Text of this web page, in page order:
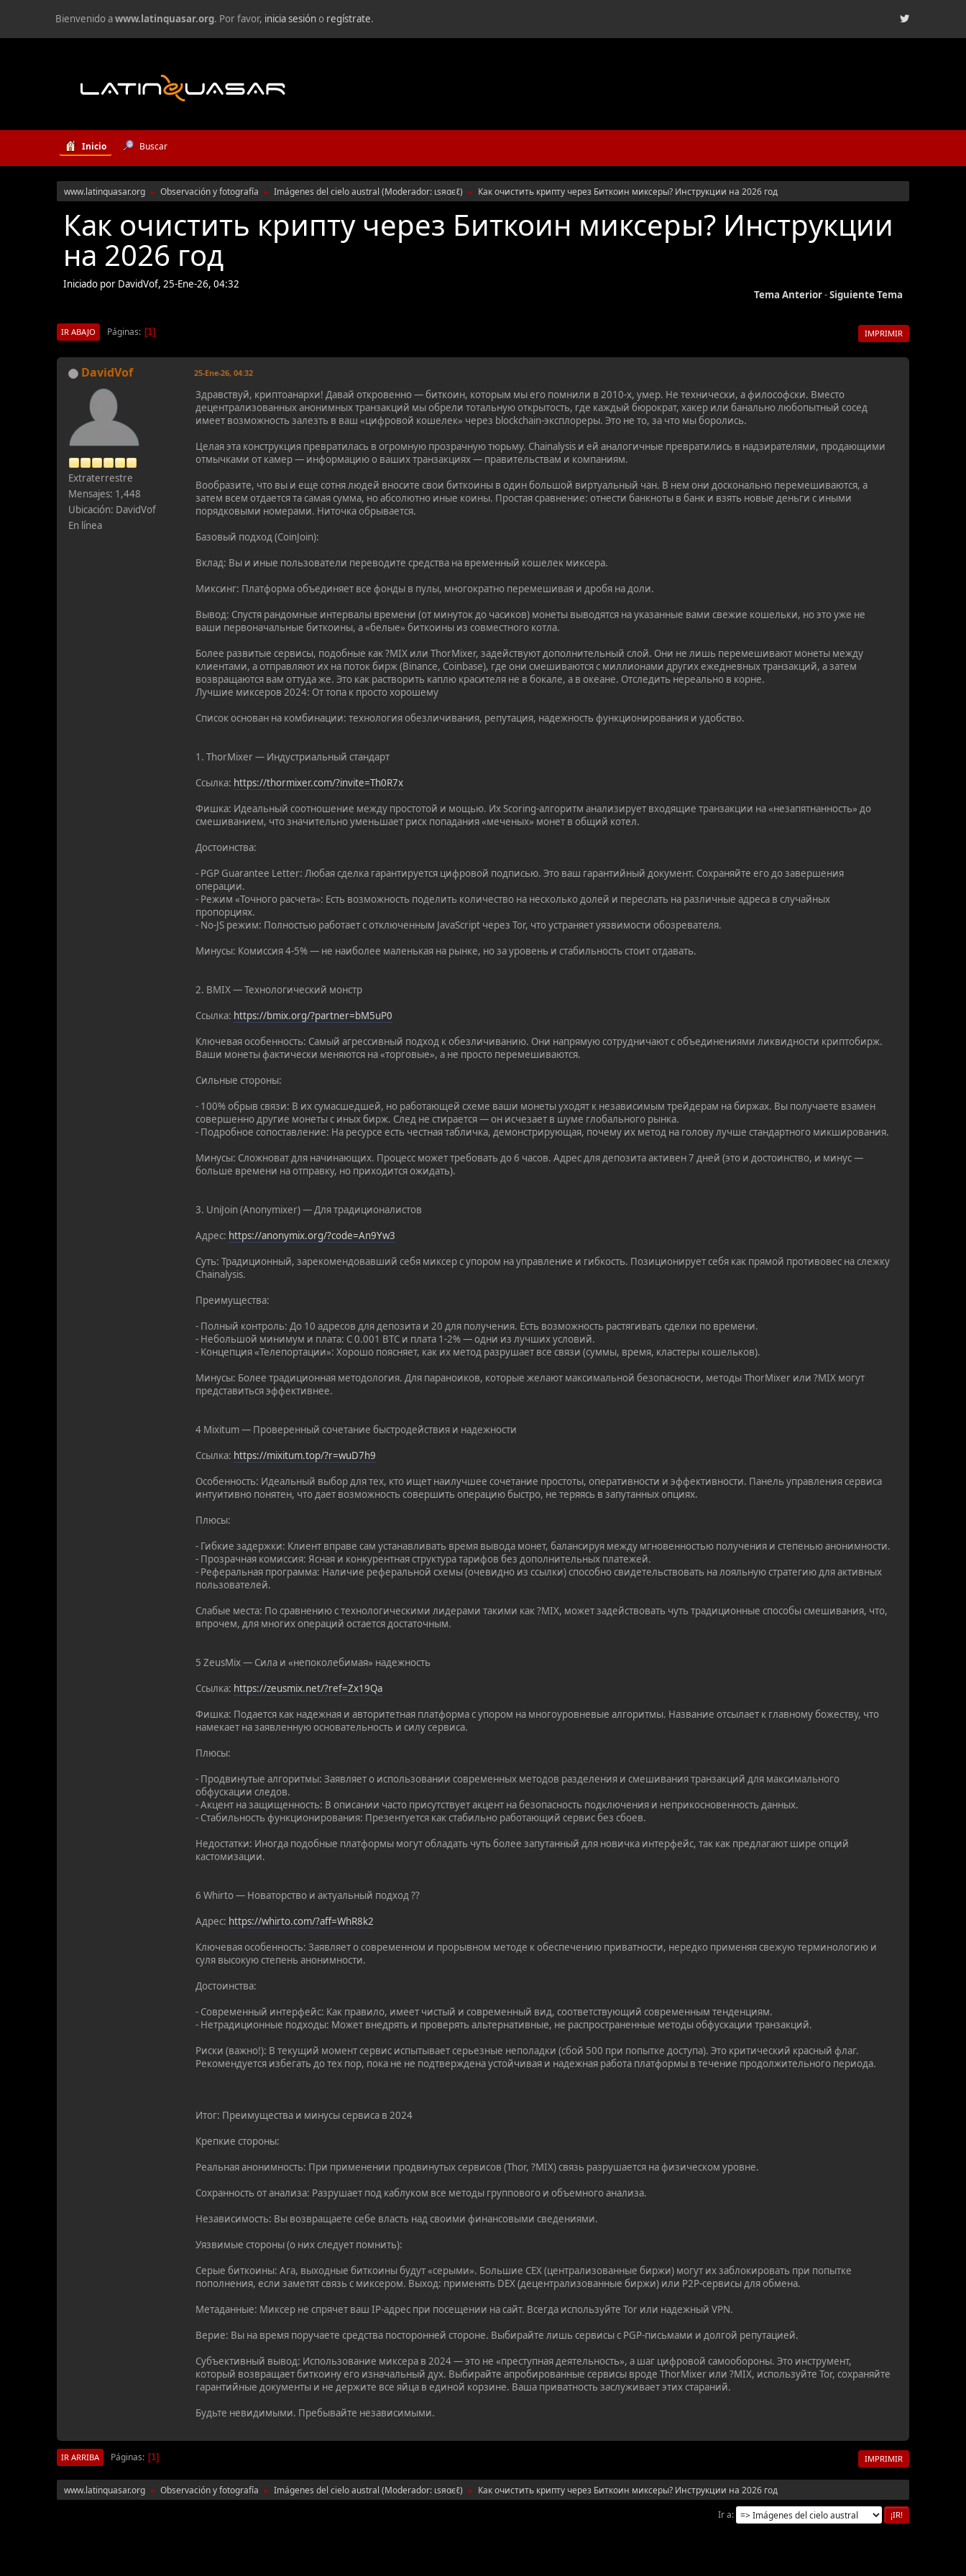
Bienvenido awww.latinquasar.org. Por favor, inicia sesióno regístrate.
Inicio Buscar
www.latinquasar.org ► Observación y fotografía ► Imágenes del cielo austral (Moderador: ιѕяαєℓ) ► Как очистить крипту через Биткоин миксеры? Инструкции на 2026 год
Как очистить крипту через Биткоин миксеры? Инструкции
на 2026 год
Iniciado por DavidVof, 25-Ene-26, 04:32
Tema Anterior-Siguiente Tema
IMPRIMIR
IR ABAJO Páginas 1
DavidVof
Extraterrestre
Mensajes: 1,448
Ubicación: DavidVof
En línea
25-Ene-26, 04:32
Здравствуй, криптоанархи! Давай откровенно — биткоин, которым мы его помнили в 2010-х, умер. Не технически, а философски. Вместо
децентрализованных анонимных транзакций мы обрели тотальную открытость, где каждый бюрократ, хакер или банально любопытный сосед
имеет возможность залезть в ваш «цифровой кошелек» через blockchain-эксплореры. Это не то, за что мы боролись.
Целая эта конструкция превратилась в огромную прозрачную тюрьму. Chainalysis и ей аналогичные превратились в надзирателями, продающими
отмычками от камер — информацию о ваших транзакциях — правительствам и компаниям.
Вообразите, что вы и еще сотня людей вносите свои биткоины в один большой виртуальный чан. В нем они досконально перемешиваются, а
затем всем отдается та самая сумма, но абсолютно иные коины. Простая сравнение: отнести банкноты в банк и взять новые деньги с иными
порядковыми номерами. Ниточка обрывается.
Базовый подход (CoinJoin):
Вклад: Вы и иные пользователи переводите средства на временный кошелек миксера.
Миксинг: Платформа объединяет все фонды в пулы, многократно перемешивая и дробя на доли.
Вывод: Спустя рандомные интервалы времени (от минуток до часиков) монеты выводятся на указанные вами свежие кошельки, но это уже не
ваши первоначальные биткоины, а «белые» биткоины из совместного котла.
Более развитые сервисы, подобные как ?MIX или ThorMixer, задействуют дополнительный слой. Они не лишь перемешивают монеты между
клиентами, а отправляют их на поток бирж (Binance, Coinbase), где они смешиваются с миллионами других ежедневных транзакций, а затем
возвращаются вам оттуда же. Это как растворить каплю красителя не в бокале, а в океане. Отследить нереально в корне.
Лучшие миксеров 2024: От топа к просто хорошему
Список основан на комбинации: технология обезличивания, репутация, надежность функционирования и удобство.
1. ThorMixer — Индустриальный стандарт
Ссылка: https://thormixer.com/?invite=Th0R7x
Фишка: Идеальный соотношение между простотой и мощью. Их Scoring-алгоритм анализирует входящие транзакции на «незапятнанность» до
смешиванием, что значительно уменьшает риск попадания «меченых» монет в общий котел.
Достоинства:
- PGP Guarantee Letter: Любая сделка гарантируется цифровой подписью. Это ваш гарантийный документ. Сохраняйте его до завершения
операции.
- Режим «Точного расчета»: Есть возможность поделить количество на несколько долей и переслать на различные адреса в случайных
пропорциях.
- No-JS режим: Полностью работает с отключенным JavaScript через Tor, что устраняет уязвимости обозревателя.
Минусы: Комиссия 4-5% — не наиболее маленькая на рынке, но за уровень и стабильность стоит отдавать.
2. BMIX — Технологический монстр
Ссылка: https://bmix.org/?partner=bM5uP0
Ключевая особенность: Самый агрессивный подход к обезличиванию. Они напрямую сотрудничают с объединениями ликвидности криптобирж.
Ваши монеты фактически меняются на «торговые», а не просто перемешиваются.
Сильные стороны:
- 100% обрыв связи: В их сумасшедшей, но работающей схеме ваши монеты уходят к независимым трейдерам на биржах. Вы получаете взамен
совершенно другие монеты с иных бирж. След не стирается — он исчезает в шуме глобального рынка.
- Подробное сопоставление: На ресурсе есть честная табличка, демонстрирующая, почему их метод на голову лучше стандартного микширования.
Минусы: Сложноват для начинающих. Процесс может требовать до 6 часов. Адрес для депозита активен 7 дней (это и достоинство, и минус —
больше времени на отправку, но приходится ожидать).
3. UniJoin (Anonymixer) — Для традиционалистов
Адрес: https://anonymix.org/?code=An9Yw3
Суть: Традиционный, зарекомендовавший себя миксер с упором на управление и гибкость. Позиционирует себя как прямой противовес на слежку
Chainalysis.
Преимущества:
- Полный контроль: До 10 адресов для депозита и 20 для получения. Есть возможность растягивать сделки по времени.
- Небольшой минимум и плата: С 0.001 BTC и плата 1-2% — одни из лучших условий.
- Концепция «Телепортации»: Хорошо поясняет, как их метод разрушает все связи (суммы, время, кластеры кошельков).
Минусы: Более традиционная методология. Для параноиков, которые желают максимальной безопасности, методы ThorMixer или ?MIX могут
представиться эффективнее.
4 Mixitum — Проверенный сочетание быстродействия и надежности
Ссылка: https://mixitum.top/?r=wuD7h9
Особенность: Идеальный выбор для тех, кто ищет наилучшее сочетание простоты, оперативности и эффективности. Панель управления сервиса
интуитивно понятен, что дает возможность совершить операцию быстро, не теряясь в запутанных опциях.
Плюсы:
- Гибкие задержки: Клиент вправе сам устанавливать время вывода монет, балансируя между мгновенностью получения и степенью анонимности.
- Прозрачная комиссия: Ясная и конкурентная структура тарифов без дополнительных платежей.
- Реферальная программа: Наличие реферальной схемы (очевидно из ссылки) способно свидетельствовать на лояльную стратегию для активных
пользователей.
Слабые места: По сравнению с технологическими лидерами такими как ?MIX, может задействовать чуть традиционные способы смешивания, что,
впрочем, для многих операций остается достаточным.
5 ZeusMix — Сила и «непоколебимая» надежность
Ссылка: https://zeusmix.net/?ref=Zx19Qa
Фишка: Подается как надежная и авторитетная платформа с упором на многоуровневые алгоритмы. Название отсылает к главному божеству, что
намекает на заявленную основательность и силу сервиса.
Плюсы:
- Продвинутые алгоритмы: Заявляет о использовании современных методов разделения и смешивания транзакций для максимального
обфускации следов.
- Акцент на защищенность: В описании часто присутствует акцент на безопасность подключения и неприкосновенность данных.
- Стабильность функционирования: Презентуется как стабильно работающий сервис без сбоев.
Недостатки: Иногда подобные платформы могут обладать чуть более запутанный для новичка интерфейс, так как предлагают шире опций
кастомизации.
6 Whirto — Новаторство и актуальный подход ??
Адрес: https://whirto.com/?aff=WhR8k2
Ключевая особенность: Заявляет о современном и прорывном методе к обеспечению приватности, нередко применяя свежую терминологию и
суля высокую степень анонимности.
Достоинства:
- Современный интерфейс: Как правило, имеет чистый и современный вид, соответствующий современным тенденциям.
- Нетрадиционные подходы: Может внедрять и проверять альтернативные, не распространенные методы обфускации транзакций.
Риски (важно!): В текущий момент сервис испытывает серьезные неполадки (сбой 500 при попытке доступа). Это критический красный флаг.
Рекомендуется избегать до тех пор, пока не не подтверждена устойчивая и надежная работа платформы в течение продолжительного периода.
Итог: Преимущества и минусы сервиса в 2024
Крепкие стороны:
Реальная анонимность: При применении продвинутых сервисов (Thor, ?MIX) связь разрушается на физическом уровне.
Сохранность от анализа: Разрушает под каблуком все методы группового и объемного анализа.
Независимость: Вы возвращаете себе власть над своими финансовыми сведениями.
Уязвимые стороны (о них следует помнить):
Серые биткоины: Ага, выходные биткоины будут «серыми». Большие CEX (централизованные биржи) могут их заблокировать при попытке
пополнения, если заметят связь с миксером. Выход: применять DEX (децентрализованные биржи) или P2P-сервисы для обмена.
Метаданные: Миксер не спрячет ваш IP-адрес при посещении на сайт. Всегда используйте Tor или надежный VPN.
Верие: Вы на время поручаете средства посторонней стороне. Выбирайте лишь сервисы с PGP-письмами и долгой репутацией.
Субъективный вывод: Использование миксера в 2024 — это не «преступная деятельность», а шаг цифровой самообороны. Это инструмент,
который возвращает биткоину его изначальный дух. Выбирайте апробированные сервисы вроде ThorMixer или ?MIX, используйте Tor, сохраняйте
гарантийные документы и не держите все яйца в единой корзине. Ваша приватность заслуживает этих стараний.
Будьте невидимыми. Пребывайте независимыми.
IMPRIMIR
IR ARRIBA Páginas 1
www.latinquasar.org ► Observación y fotografía ► Imágenes del cielo austral (Moderador: ιѕяαєℓ) ►
Как очистить крипту через Биткоин миксеры? Инструкции на 2026 год
Ir a